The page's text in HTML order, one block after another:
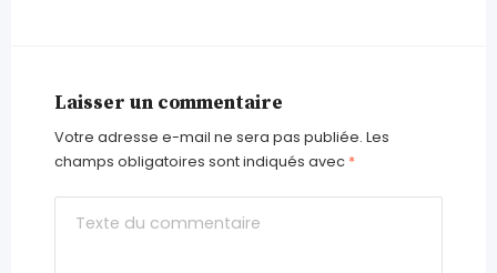
Laisser un commentaire
Votre adresse e-mail ne sera pas publiée. Les
champs obligatoires sont indiqués avec *